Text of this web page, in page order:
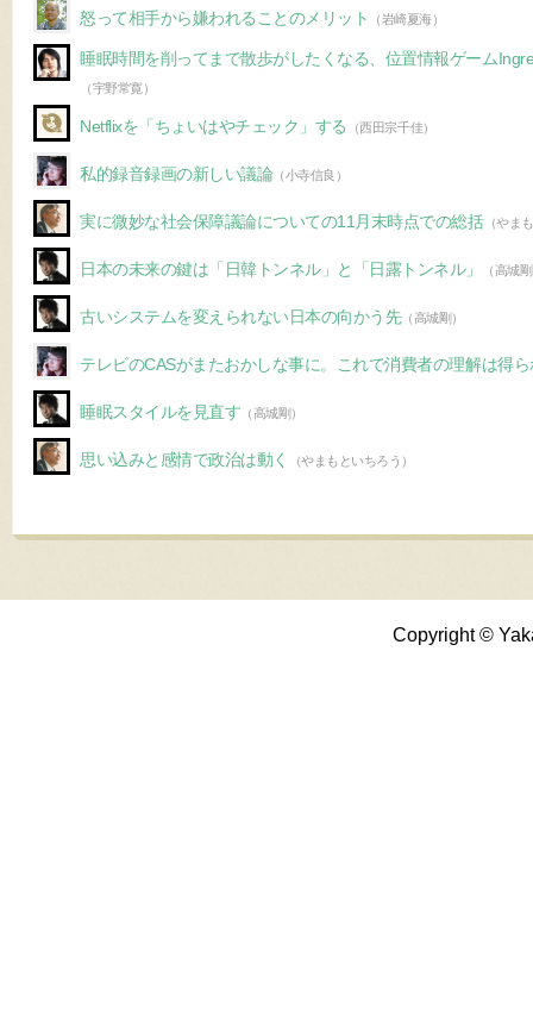
怒って相手から嫌われることのメリット （岩崎夏海）
睡眠時間を削ってまで散歩がしたくなる、位置情報ゲーム
（宇野常寛）
Netflixを「ちょいはやチェック」する （西田宗千佳）
私的録音録画の新しい議論（小寺信良）
実に微妙な社会保障議論についての11月末時点での総括（やま
日本の未来の鍵は「日韓トンネル」と「日露トンネル」 （高城
古いシステムを変えられない日本の向かう先（高城剛）
テレビのCASがまたおかしな事に。これで消費者の理解は得
睡眠スタイルを見直す （高城剛）
思い込みと感情で政治は動く （やまもといちろう）
Copyright ©